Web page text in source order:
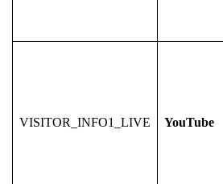
VISITOR_INFO1_LIVE YouTube